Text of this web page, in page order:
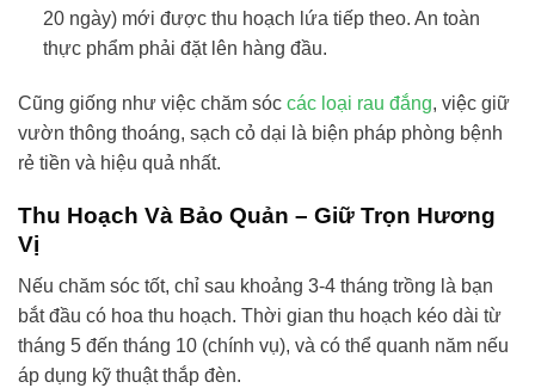
20 ngày) mới được thu hoạch lứa tiếp theo. An toàn
thực phẩm phải đặt lên hàng đầu.
Cũng giống như việc chăm sóc các loại rau đắng, việc giữ
vườn thông thoáng, sạch cỏ dại là biện pháp phòng bệnh
rẻ tiền và hiệu quả nhất.
Thu Hoạch Và Bảo Quản – Giữ Trọn Hương
Vị
Nếu chăm sóc tốt, chỉ sau khoảng 3-4 tháng trồng là bạn
bắt đầu có hoa thu hoạch. Thời gian thu hoạch kéo dài từ
tháng 5 đến tháng 10 (chính vụ), và có thể quanh năm nếu
áp dụng kỹ thuật thắp đèn.